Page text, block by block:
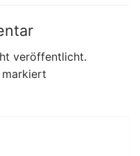
veröffentlicht.
markiert